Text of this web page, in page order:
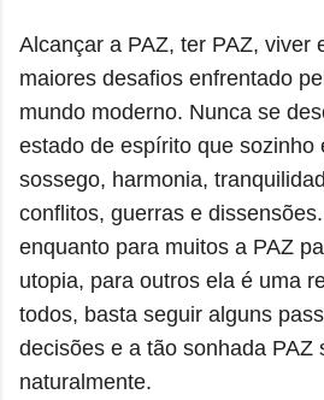
Alcançar a PAZ, ter PAZ, viver
maiores desafios enfrentado
mundo moderno. Nunca se
estado de espírito que sozinho
sossego, harmonia,
conflitos, guerras e
enquanto para muitos a PAZ
utopia, para outros ela é uma
todos, basta seguir alguns
decisões e a tão sonhada PAZ
naturalmente.